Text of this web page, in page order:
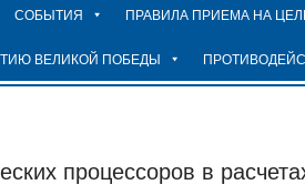
СОБЫТИЯ ПРАВИЛА ПРИЕМА НА
ВЕЛИКОЙ ПОБЕДЫ
процессоров в